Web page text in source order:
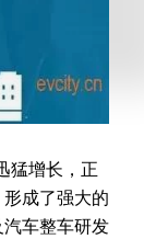
猛增长，正
成了强大的
车整车研发